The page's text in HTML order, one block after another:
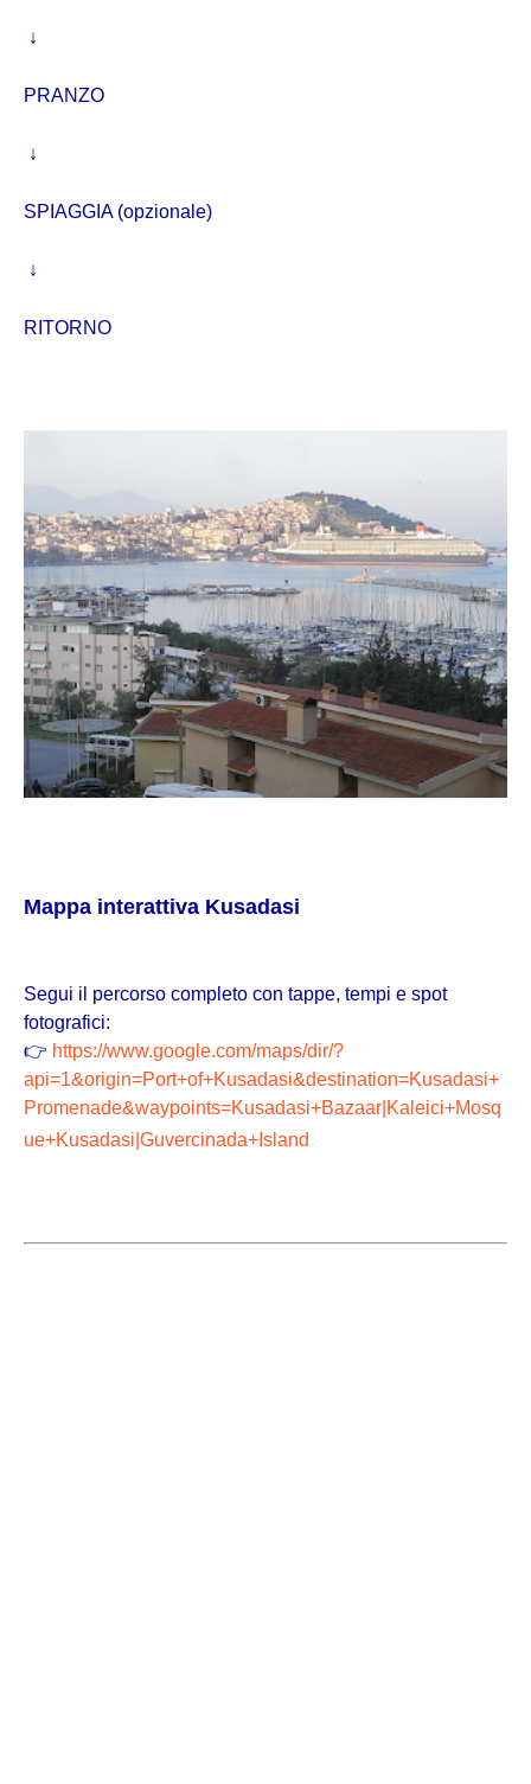
↓
PRANZO
↓
SPIAGGIA (opzionale)
↓
RITORNO
Mappa interattiva Kusadasi
Segui il percorso completo con tappe, tempi e spot
fotografici:
👉 https://www.google.com/maps/dir/?
api=1&origin=Port+of+Kusadasi&destination=Kusadasi+
Promenade&waypoints=Kusadasi+Bazaar|Kaleici+Mosq
ue+Kusadasi|Guvercinada+Island